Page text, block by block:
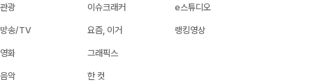
관광
방송/TV
영화
음악
이슈크래커
요즘, 이거
그래픽스
한 컷
e스튜디오
랭킹영상